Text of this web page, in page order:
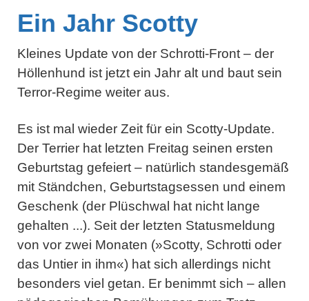
Ein Jahr Scotty
Kleines Update von der Schrotti-Front – der
Höllenhund ist jetzt ein Jahr alt und baut sein
Terror-Regime weiter aus.
Es ist mal wieder Zeit für ein Scotty-Update.
Der Terrier hat letzten Freitag seinen ersten
Geburtstag gefeiert – natürlich standesgemäß
mit Ständchen, Geburtstagsessen und einem
Geschenk (der Plüschwal hat nicht lange
gehalten ...). Seit der letzten Statusmeldung
von vor zwei Monaten (»Scotty, Schrotti oder
das Untier in ihm«) hat sich allerdings nicht
besonders viel getan. Er benimmt sich – allen